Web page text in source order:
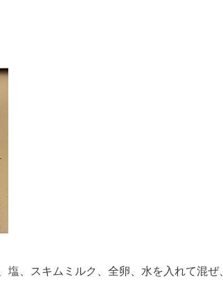
、スキムミルク、全卵、水を入れて混ぜ、